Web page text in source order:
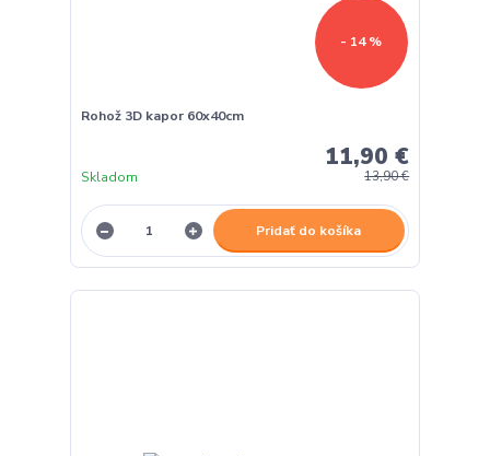
- 14 %
Rohož 3D kapor 60x40cm
13,90 €
11,90 €
Skladom
Pridať do košíka